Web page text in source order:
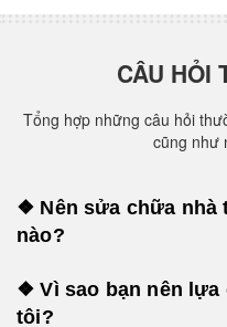
CÂU HỎI
Tổng hợp những câu hỏi
cũng như
❖ Nên sửa chữa
nào?
❖ Vì sao bạn nên lựa
tôi?